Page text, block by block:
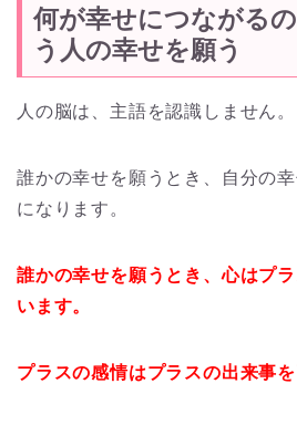
何が幸せにつながる
う人の幸せを願う
人の脳は、主語を認識しません。
誰かの幸せを願うとき、自分の
になります。
誰かの幸せを願うとき、心はプ
います。
プラスの感情はプラスの出来事を